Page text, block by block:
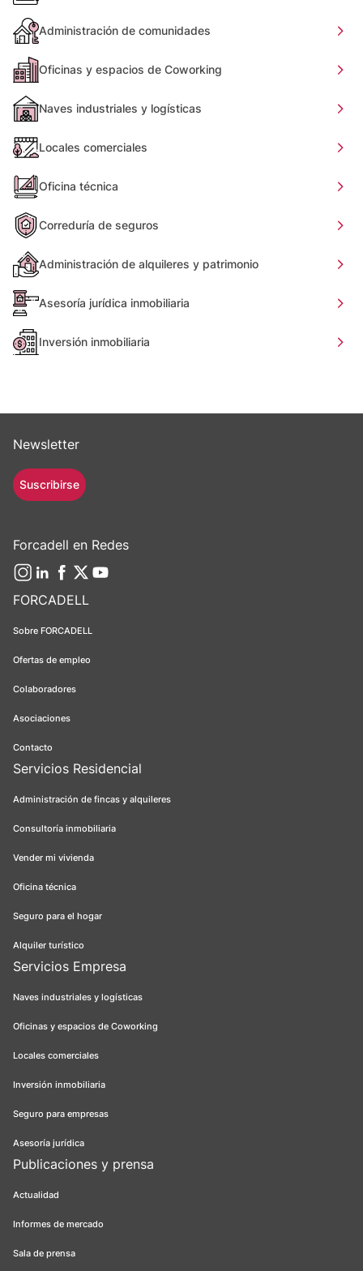
Administración de comunidades
Oficinas y espacios de Coworking
Naves industriales y logísticas
Locales comerciales
Oficina técnica
Correduría de seguros
Administración de alquileres y patrimonio
Asesoría jurídica inmobiliaria
Inversión inmobiliaria
FORCADELL
Sobre FORCADELL
Ofertas de empleo
Colaboradores
Asociaciones
Contacto
Servicios Residencial
Administración de fincas y alquileres
Consultoría inmobiliaria
Vender mi vivienda
Oficina técnica
Seguro para el hogar
Alquiler turístico
Servicios Empresa
Naves industriales y logísticas
Oficinas y espacios de Coworking
Locales comerciales
Inversión inmobiliaria
Seguro para empresas
Asesoría jurídica
Publicaciones y prensa
Actualidad
Informes de mercado
Sala de prensa
Newsletter
Suscribirse
Forcadell en Redes